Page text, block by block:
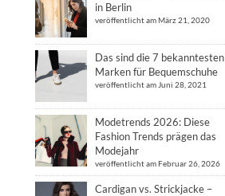
in Berlin
veröffentlicht am März 21, 2020
Das sind die 7 bekanntesten
Marken für Bequemschuhe
veröffentlicht am Juni 28, 2021
Modetrends 2026: Diese
Fashion Trends prägen das
Modejahr
veröffentlicht am Februar 26, 2026
Cardigan vs. Strickjacke –